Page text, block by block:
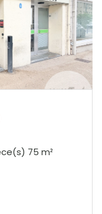
Fonds de commerce 2 pièce(s) 75 m²